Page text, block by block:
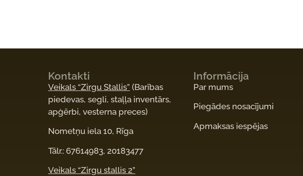
Kontakti
Veikals “Zirgu Stallis” (Barības
piedevas, segli, staļļa inventārs,
apģērbi, vesterna preces)
Nometņu iela 10, Rīga
Tālr.: 67614983, 20183477
Veikals “Zirgu stallis 2”
Informācija
Par mums
Piegādes nosacījumi
Apmaksas iespējas